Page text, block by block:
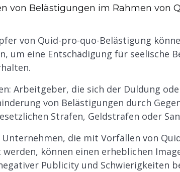
von Belästigungen im Rahmen von
von Quid-pro-quo-Belästigung
um eine Entschädigung für seelische
Arbeitgeber, die sich der Duldung
von Belästigungen durch
Strafen, Geldstrafen oder
Unternehmen, die mit Vorfällen von
können einen erheblichen
Publicity und Schwierigkeiten